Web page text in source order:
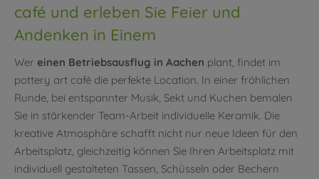
café und erleben Sie Feier und
Andenken in Einem
Wer einen Betriebsausflug in Aachen plant, findet im
pottery art café die perfekte Location. In einer fröhlichen
Runde, bei entspannter Musik, Sekt und Kuchen bemalen
Sie in stärkender Team-Arbeit individuelle Keramik. Die
kreative Atmosphäre schafft nicht nur neue Ideen für den
Arbeitsplatz, gleichzeitig können Sie Ihren Arbeitsplatz mit
individuell gestalteten Tassen, Schüsseln oder Bechern